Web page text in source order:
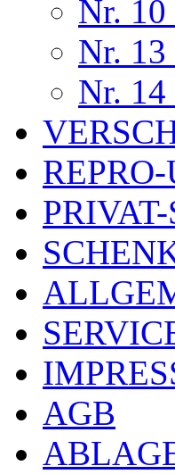
Nr.
Nr.
Nr.
AGB